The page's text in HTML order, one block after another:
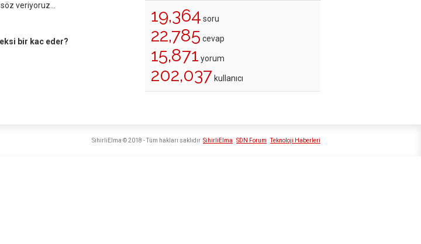
veriyoruz...
bir kac eder?
19,364 soru
22,785 cevap
15,871 yorum
202,037 kullanıcı
SihirliElma SDN Forum Teknoloji Haberleri
SihirliElma © 2018 - Tüm hakları saklıdır